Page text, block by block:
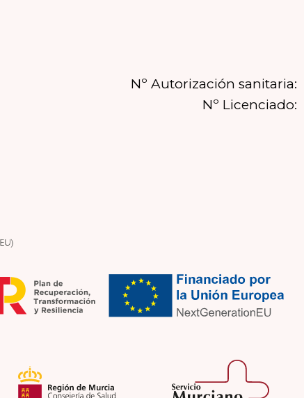
Nº Autorización sanitaria:
Nº Licenciado: